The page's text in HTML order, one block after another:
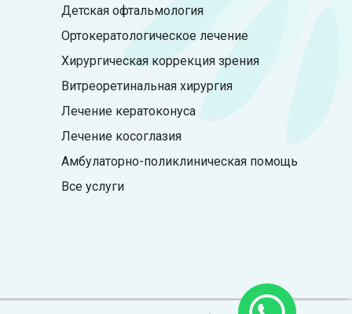
Детская офтальмология
Ортокератологическое лечение
Хирургическая коррекция зрения
Витреоретинальная хирургия
Лечение кератоконуса
Лечение косоглазия
Амбулаторно-поликлиническая помощь
Все услуги